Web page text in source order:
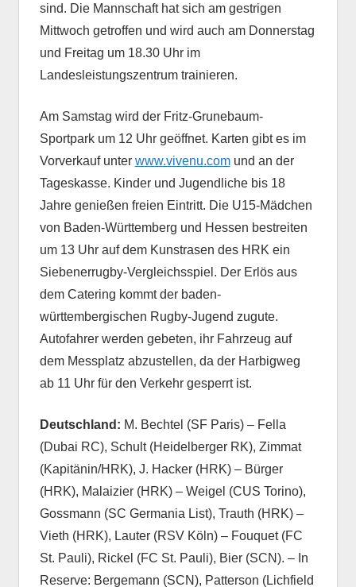
sind. Die Mannschaft hat sich am gestrigen
Mittwoch getroffen und wird auch am Donnerstag
und Freitag um 18.30 Uhr im
Landesleistungszentrum trainieren.
Am Samstag wird der Fritz-Grunebaum-
Sportpark um 12 Uhr geöffnet. Karten gibt es im
Vorverkauf unter www.vivenu.comund an der
Tageskasse. Kinder und Jugendliche bis 18
Jahre genießen freien Eintritt. Die U15-Mädchen
von Baden-Württemberg und Hessen bestreiten
um 13 Uhr auf dem Kunstrasen des HRK ein
Siebenerrugby-Vergleichsspiel. Der Erlös aus
dem Catering kommt der baden-
württembergischen Rugby-Jugend zugute.
Autofahrer werden gebeten, ihr Fahrzeug auf
dem Messplatz abzustellen, da der Harbigweg
ab 11 Uhr für den Verkehr gesperrt ist.
Deutschland: M. Bechtel (SF Paris) – Fella
(Dubai RC), Schult (Heidelberger RK), Zimmat
(Kapitänin/HRK), J. Hacker (HRK) – Bürger
(HRK), Malaizier (HRK) – Weigel (CUS Torino),
Gossmann (SC Germania List), Trauth (HRK) –
Vieth (HRK), Lauter (RSV Köln) – Fouquet (FC
St. Pauli), Rickel (FC St. Pauli), Bier (SCN). – In
Reserve: Bergemann (SCN), Patterson (Lichfield